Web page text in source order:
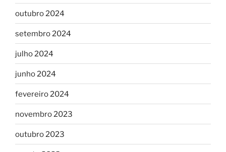
outubro 2024
setembro 2024
julho 2024
junho 2024
fevereiro 2024
novembro 2023
outubro 2023